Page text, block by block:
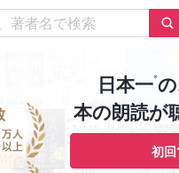
日本一※
本の朗読が
初